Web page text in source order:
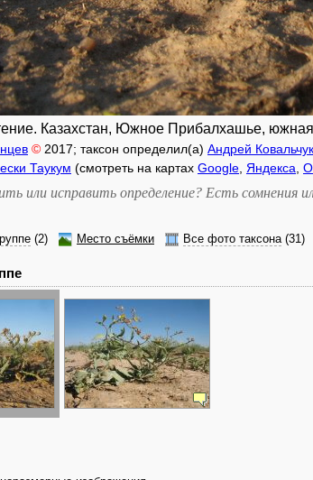
Казахстан, Южное Прибалхашье,
© 2017; таксон определил(а) Андрей Ковальчук
Таукум (смотреть на картах Google Яндекса
или исправить определение? Есть сомнения
(2) Место съёмки Все фото таксона(31)